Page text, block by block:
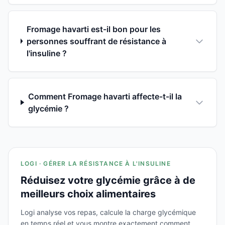
Fromage havarti est-il bon pour les
personnes souffrant de résistance à
l'insuline ?
Comment Fromage havarti affecte-t-il la
glycémie ?
LOGI · GÉRER LA RÉSISTANCE À L'INSULINE
Réduisez votre glycémie grâce à de
meilleurs choix alimentaires
Logi analyse vos repas, calcule la charge glycémique
en temps réel et vous montre exactement comment